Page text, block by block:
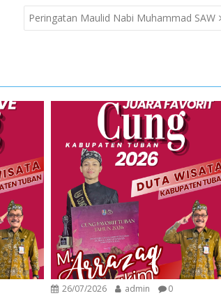
Peringatan Maulid Nabi Muhammad SAW
26/07/2026 admin 0